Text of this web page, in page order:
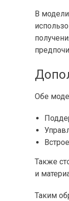
В
Обе
Также
и
Таким